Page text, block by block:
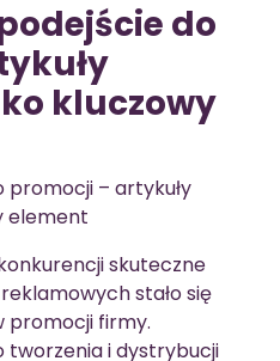
do
kluczowy
promocji – artykuły
element
skuteczne
stało się
promocji firmy.
tworzenia i dystrybucji